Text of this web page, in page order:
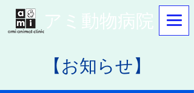
アミ動物病院
【お知らせ】